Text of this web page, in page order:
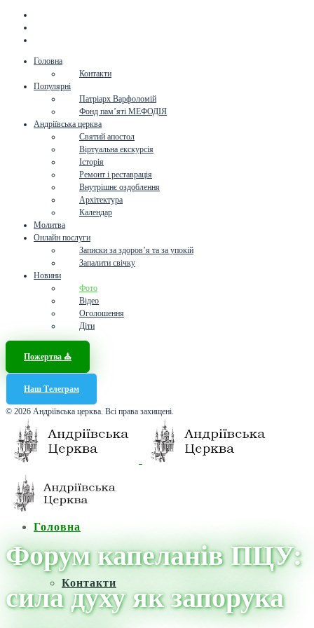
Головна
Контакти
Популярні
Патріарх Варфоломій
Фонд пам’яті МЕФОДІЯ
Андріївська церква
Святий апостол
Віртуальна екскурсія
Історія
Ремонт і реставрація
Внутрішнє оздоблення
Архітектура
Календар
Молитва
Онлайн послуги
Записки за здоров’я та за упокій
Запалити свічку
Новини
Фото
Відео
Оголошення
Діти
Пожертва ⛪️
Наш Телеграм
© 2026 Андріївська церква. Всі права захищені.
Головна
Контакти
Форум капеланів ПЦУ:
сила духу як запорука